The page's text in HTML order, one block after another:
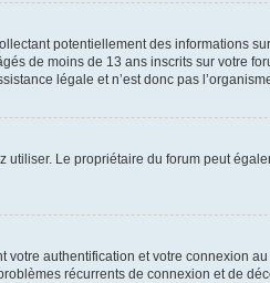
potentiellement des informations
de moins de 13 ans inscrits sur votre
légale et n’est donc pas
Le propriétaire du forum peut
authentification et votre connexion
récurrents de connexion et de